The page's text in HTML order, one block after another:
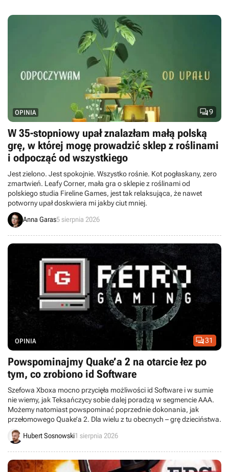
9
OPINIA
W 35-stopniowy upał znalazłam małą polską
grę, w której mogę prowadzić sklep z roślinami
i odpocząć od wszystkiego
Jest zielono. Jest spokojnie. Wszystko rośnie. Kot pogłaskany, zero
zmartwień. Leafy Corner, mała gra o sklepie z roślinami od
polskiego studia Fireline Games, jest tak relaksująca, że nawet
potworny upał doskwiera mi jakby ciut mniej.
Anna Garas5 sierpnia 2026
31
OPINIA
Powspominajmy Quake’a 2 na otarcie łez po
tym, co zrobiono id Software
Szefowa Xboxa mocno przycięła możliwości id Software i w sumie
nie wiemy, jak Teksańczycy sobie dalej poradzą w segmencie AAA.
Możemy natomiast powspominać poprzednie dokonania, jak
przełomowego Quake’a 2. Dla wielu z tu obecnych – grę dzieciństwa.
Hubert Sosnowski1 sierpnia 2026